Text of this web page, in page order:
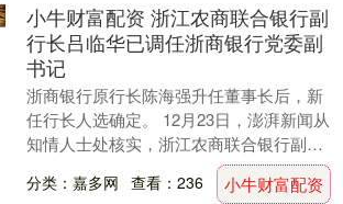
小牛财富配资 浙江农商联合银行副
行长吕临华已调任浙商银行党委副
书记
浙商银行原行长陈海强升任董事长后，新
任行长人选确定。 12月23日，澎湃新闻从
知情人士处核实，浙江农商联合银行副行
长吕临华已调任浙商银行（601916.SH）
党....
分类：嘉多网 查看：236 小牛财富配资